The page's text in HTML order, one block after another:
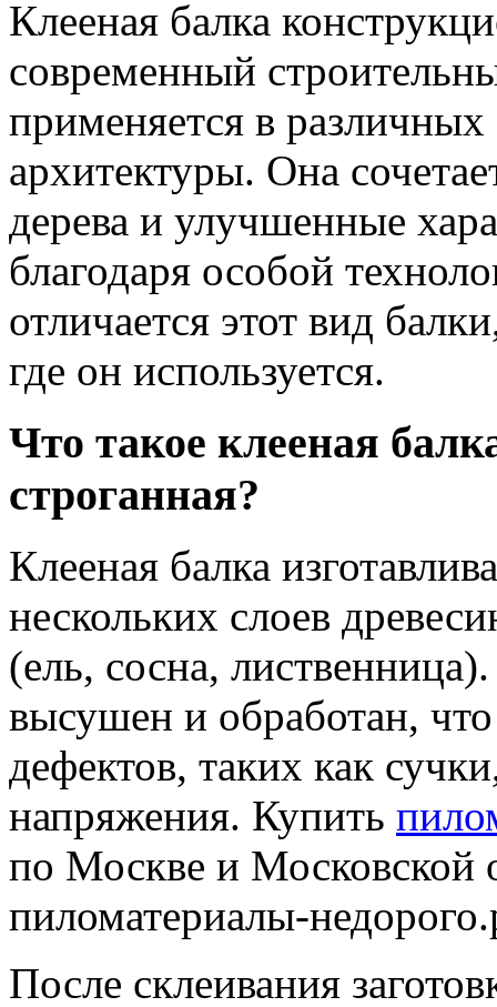
Клееная балка
современный
применяется в различных
архитектуры. Она
дерева и улучшенные
благодаря особой
отличается этот вид
где он используется.
Что такое клееная
строганная?
Клееная балка
нескольких слоев
(ель, сосна,
высушен и обработан,
дефектов, таких как
напряжения. Купить
по Москве и Московской
пиломатериалы-
После склеивания